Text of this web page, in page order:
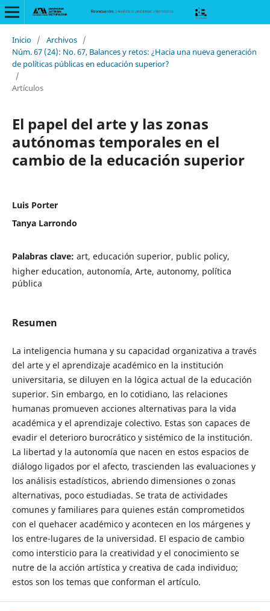
Inicio / Archivos /
Núm. 67 (24): No. 67, Balances y retos: ¿Hacia una nueva generación
de políticas públicas en educación superior?
/
Artículos
El papel del arte y las zonas
autónomas temporales en el
cambio de la educación superior
Luis Porter
Tanya Larrondo
Palabras clave: art, educación superior, public policy,
higher education, autonomía, Arte, autonomy, política
pública
Resumen
La inteligencia humana y su capacidad organizativa a través
del arte y el aprendizaje académico en la institución
universitaria, se diluyen en la lógica actual de la educación
superior. Sin embargo, en lo cotidiano, las relaciones
humanas promueven acciones alternativas para la vida
académica y el aprendizaje colectivo. Estas son capaces de
evadir el deterioro burocrático y sistémico de la institución.
La libertad y la autonomía que nacen en estos espacios de
diálogo ligados por el afecto, trascienden las evaluaciones y
los análisis estadísticos, abriendo dimensiones o zonas
alternativas, poco estudiadas. Se trata de actividades
comunes y familiares para quienes están comprometidos
con el quehacer académico y acontecen en los márgenes y
los entre-lugares de la universidad. El espacio de cambio
como intersticio para la creatividad y el conocimiento se
nutre de la acción artística y creativa de cada individuo;
estos son los temas que conforman el artículo.